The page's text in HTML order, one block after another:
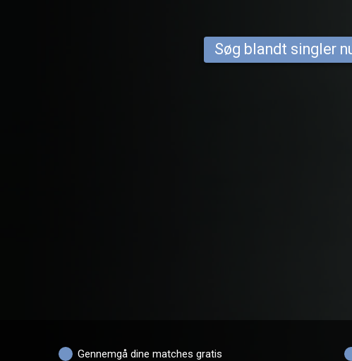
Søg blandt singler
Gennemgå dine matches gratis